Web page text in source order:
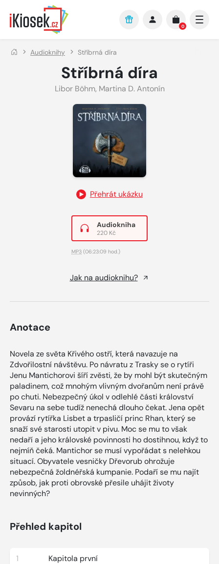
Přejít na hlavní obsah
0
Audioknihy Stříbrná díra
Stříbrná díra
Libor Böhm, Martina D. Antonín
Přehrát ukázku
Audiokniha
220 Kč
MP3 (06:23:09 hod.)
Jak na audioknihu?
Anotace
Novela ze světa Křivého ostří, která navazuje na
Zdvořilostní návštěvu. Po návratu z Trasky se o rytíři
Jenu Mantichorovi šíří zvěsti, že by mohl být skutečným
paladinem, což mnohým vlivným dvořanům není právě
po chuti. Nebezpečný úkol v odlehlé části království
Sevaru na sebe tudíž nenechá dlouho čekat. Jena opět
provází rytířka Lisbet a trpasličí princ Rhan, který se
snaží své starosti utopit v pivu. Moc se mu to však
nedaří a jeho královské povinnosti ho dostihnou, když to
nejmíň čeká. Mantichor se musí vypořádat s nelehkou
situací. Obyvatele vesničky Dřevorub ohrožuje
nebezpečná žoldnéřská kumpanie. Podaří se mu najít
způsob, jak proti obrovské přesile uhájit životy
nevinných?
Přehled kapitol
1 Kapitola první